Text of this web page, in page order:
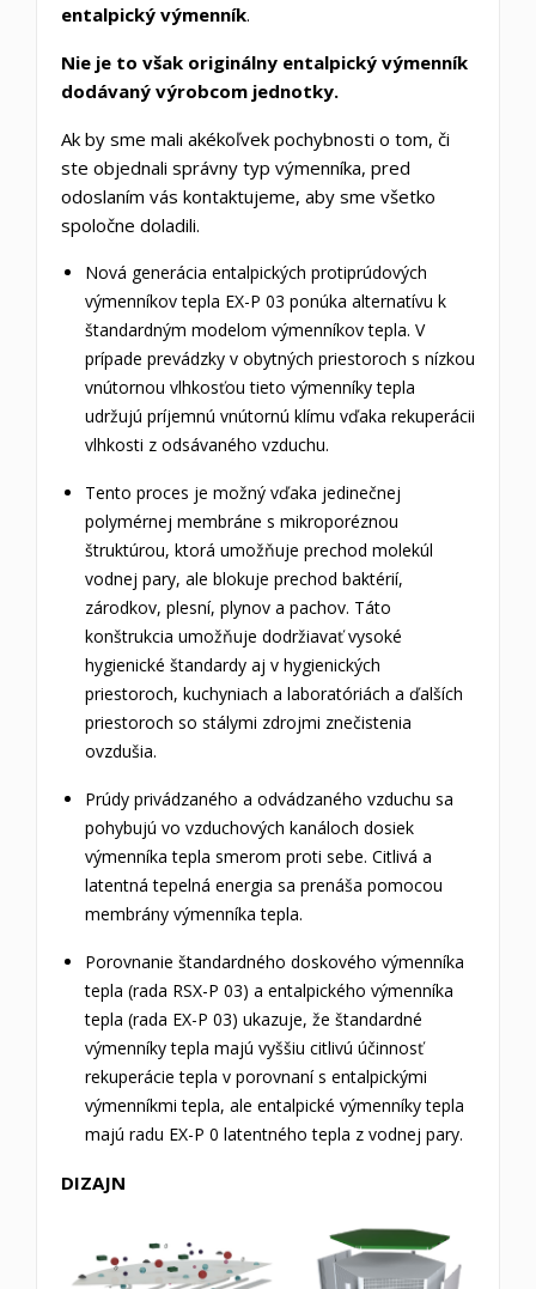
entalpický výmenník.
Nie je to však originálny entalpický výmenník
dodávaný výrobcom jednotky.
Ak by sme mali akékoľvek pochybnosti o tom, či
ste objednali správny typ výmenníka, pred
odoslaním vás kontaktujeme, aby sme všetko
spoločne doladili.
Nová generácia entalpických protiprúdových
výmenníkov tepla EX-P 03 ponúka alternatívu k
štandardným modelom výmenníkov tepla. V
prípade prevádzky v obytných priestoroch s nízkou
vnútornou vlhkosťou tieto výmenníky tepla
udržujú príjemnú vnútornú klímu vďaka rekuperácii
vlhkosti z odsávaného vzduchu.
Tento proces je možný vďaka jedinečnej
polymérnej membráne s mikroporéznou
štruktúrou, ktorá umožňuje prechod molekúl
vodnej pary, ale blokuje prechod baktérií,
zárodkov, plesní, plynov a pachov. Táto
konštrukcia umožňuje dodržiavať vysoké
hygienické štandardy aj v hygienických
priestoroch, kuchyniach a laboratóriách a ďalších
priestoroch so stálymi zdrojmi znečistenia
ovzdušia.
Prúdy privádzaného a odvádzaného vzduchu sa
pohybujú vo vzduchových kanáloch dosiek
výmenníka tepla smerom proti sebe. Citlivá a
latentná tepelná energia sa prenáša pomocou
membrány výmenníka tepla.
Porovnanie štandardného doskového výmenníka
tepla (rada RSX-P 03) a entalpického výmenníka
tepla (rada EX-P 03) ukazuje, že štandardné
výmenníky tepla majú vyššiu citlivú účinnosť
rekuperácie tepla v porovnaní s entalpickými
výmenníkmi tepla, ale entalpické výmenníky tepla
majú radu EX-P 0 latentného tepla z vodnej pary.
DIZAJN